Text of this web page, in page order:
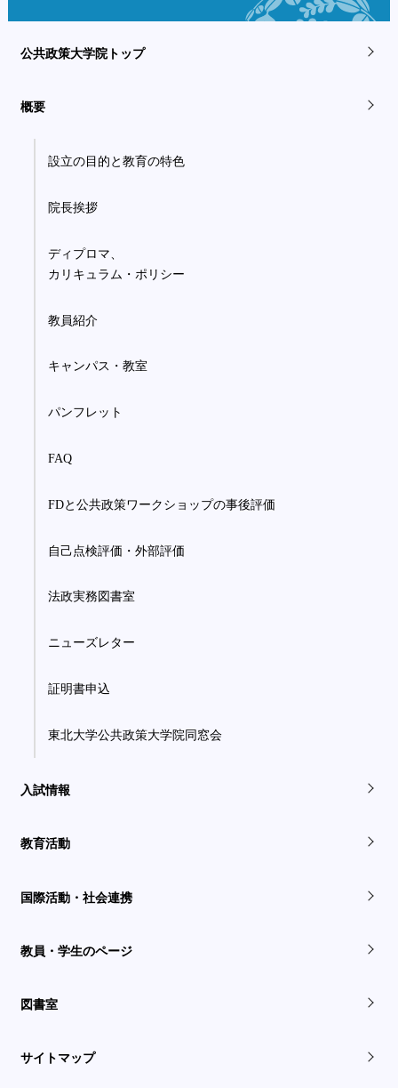
公共政策大学院トップ
概要
設立の目的と教育の特色
院長挨拶
ディプロマ、
カリキュラム・ポリシー
教員紹介
キャンパス・教室
パンフレット
FAQ
FDと公共政策ワークショップの事後評価
自己点検評価・外部評価
法政実務図書室
ニューズレター
証明書申込
東北大学公共政策大学院同窓会
入試情報
教育活動
国際活動・社会連携
教員・学生のページ
図書室
サイトマップ